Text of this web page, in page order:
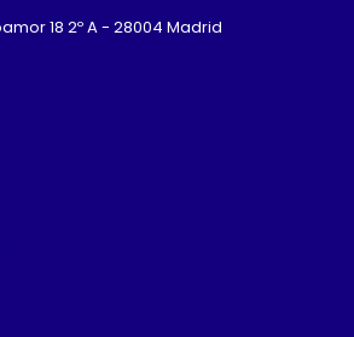
18 2º A - 28004 Madrid